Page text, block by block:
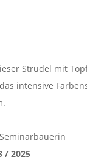
Strudel mit
intensive
/ 2025